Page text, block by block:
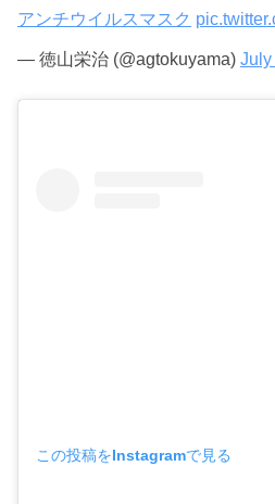
アンチウイルスマスク
— 徳山栄治 (@agtokuyama) July
この投稿をInstagramで見る